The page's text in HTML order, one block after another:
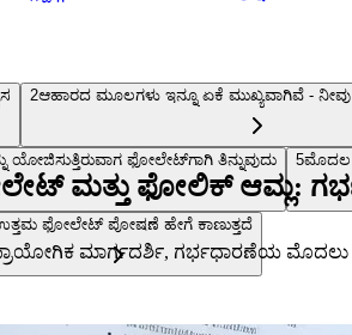
2ಆಹಾರದ ಮೂಲಗಳು ಇನ್ನೂ ಏಕೆ ಮುಖ್ಯವಾಗಿವೆ -
ಫೋಲೇಟ್‌ಗಾಗಿ ತಿನ್ನುವುದು 5ಮೊದಲ
ಫೋಲೇಟ್ ಪೋಷಣೆ ಹೇಗೆ ಕಾಣುತ್ತದೆ
ಮತ್ತು ಫೋಲಿಕ್ ಆಮ್ಲ:
ಮಾರ್ಗದರ್ಶಿ, ಗರ್ಭಧಾರಣೆಯ ಮೊದಲು